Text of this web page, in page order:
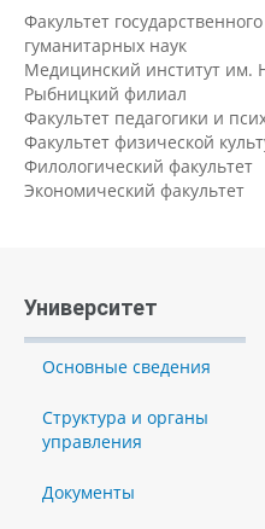
Факультет
гуманитарных наук
Медицинский институт им.
Рыбницкий филиал
Факультет педагогики и
Факультет физической
Филологический факультет
Экономический факультет
Университет
Основные сведения
Структура и органы
управления
Документы